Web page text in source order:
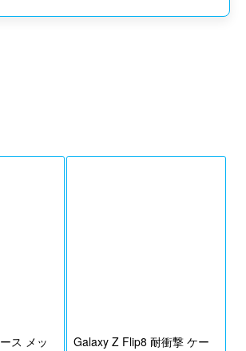
を受信できる設定変更の上ご注文を